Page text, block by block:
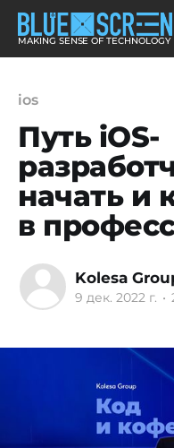
MAKING SENSE OF TECHNOLOGY
ios
Путь iOS-
начать и
в
Kolesa
9 дек. 2022 г. •